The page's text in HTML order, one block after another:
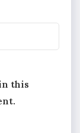
this